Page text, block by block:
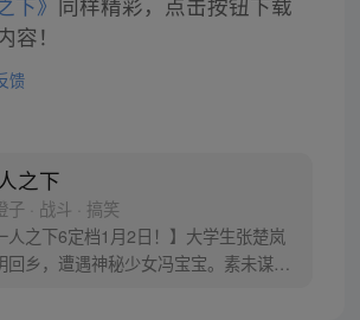
！
馈
之下
子 · 战斗 · 搞笑
人之下6定档1月2日！】大学生张楚岚
回乡，遭遇神秘少女冯宝宝。素未谋面